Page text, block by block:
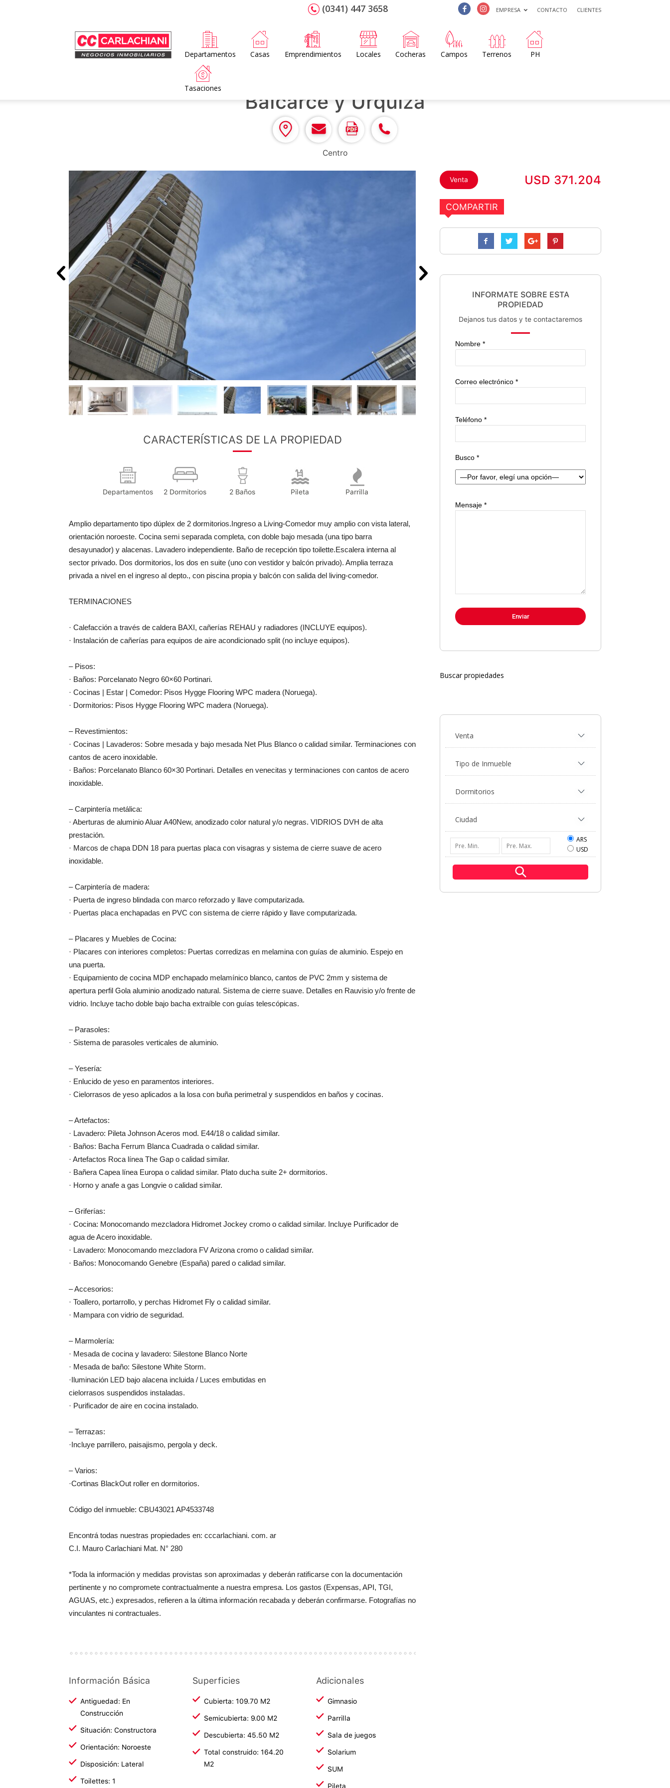
(0341) 447 3658 EMPRESA CONTACTO CLIENTES
Home
Departamentos Casas Emprendimientos Locales Cocheras Campos Terrenos PH
Tasaciones
Balcarce y Urquiza
Centro
CARACTERÍSTICAS DE LA PROPIEDAD
Departamentos 2 Dormitorios 2 Baños Pileta Parrilla
Amplio departamento tipo dúplex de 2 dormitorios.Ingreso a Living-Comedor muy amplio con vista lateral,
orientación noroeste. Cocina semi separada completa, con doble bajo mesada (una tipo barra
desayunador) y alacenas. Lavadero independiente. Baño de recepción tipo toilette.Escalera interna al
sector privado. Dos dormitorios, los dos en suite (uno con vestidor y balcón privado). Amplia terraza
privada a nivel en el ingreso al depto., con piscina propia y balcón con salida del living-comedor.
TERMINACIONES
· Calefacción a través de caldera BAXI, cañerías REHAU y radiadores (INCLUYE equipos).
· Instalación de cañerías para equipos de aire acondicionado split (no incluye equipos).
– Pisos:
· Baños: Porcelanato Negro 60×60 Portinari.
· Cocinas | Estar | Comedor: Pisos Hygge Flooring WPC madera (Noruega).
· Dormitorios: Pisos Hygge Flooring WPC madera (Noruega).
– Revestimientos:
· Cocinas | Lavaderos: Sobre mesada y bajo mesada Net Plus Blanco o calidad similar. Terminaciones con
cantos de acero inoxidable.
· Baños: Porcelanato Blanco 60×30 Portinari. Detalles en venecitas y terminaciones con cantos de acero
inoxidable.
– Carpintería metálica:
· Aberturas de aluminio Aluar A40New, anodizado color natural y/o negras. VIDRIOS DVH de alta
prestación.
· Marcos de chapa DDN 18 para puertas placa con visagras y sistema de cierre suave de acero
inoxidable.
– Carpintería de madera:
· Puerta de ingreso blindada con marco reforzado y llave computarizada.
· Puertas placa enchapadas en PVC con sistema de cierre rápido y llave computarizada.
– Placares y Muebles de Cocina:
· Placares con interiores completos: Puertas corredizas en melamina con guías de aluminio. Espejo en
una puerta.
· Equipamiento de cocina MDP enchapado melamínico blanco, cantos de PVC 2mm y sistema de
apertura perfil Gola aluminio anodizado natural. Sistema de cierre suave. Detalles en Rauvisio y/o frente de
vidrio. Incluye tacho doble bajo bacha extraíble con guías telescópicas.
– Parasoles:
· Sistema de parasoles verticales de aluminio.
– Yesería:
· Enlucido de yeso en paramentos interiores.
· Cielorrasos de yeso aplicados a la losa con buña perimetral y suspendidos en baños y cocinas.
– Artefactos:
· Lavadero: Pileta Johnson Aceros mod. E44/18 o calidad similar.
· Baños: Bacha Ferrum Blanca Cuadrada o calidad similar.
· Artefactos Roca línea The Gap o calidad similar.
· Bañera Capea línea Europa o calidad similar. Plato ducha suite 2+ dormitorios.
· Horno y anafe a gas Longvie o calidad similar.
– Griferías:
· Cocina: Monocomando mezcladora Hidromet Jockey cromo o calidad similar. Incluye Purificador de
agua de Acero inoxidable.
· Lavadero: Monocomando mezcladora FV Arizona cromo o calidad similar.
· Baños: Monocomando Genebre (España) pared o calidad similar.
– Accesorios:
· Toallero, portarrollo, y perchas Hidromet Fly o calidad similar.
· Mampara con vidrio de seguridad.
– Marmolería:
· Mesada de cocina y lavadero: Silestone Blanco Norte
· Mesada de baño: Silestone White Storm.
·Iluminación LED bajo alacena incluida / Luces embutidas en
cielorrasos suspendidos instaladas.
· Purificador de aire en cocina instalado.
– Terrazas:
·Incluye parrillero, paisajismo, pergola y deck.
– Varios:
·Cortinas BlackOut roller en dormitorios.
Código del inmueble: CBU43021 AP4533748
Encontrá todas nuestras propiedades en: cccarlachiani. com. ar
C.I. Mauro Carlachiani Mat. N° 280
*Toda la información y medidas provistas son aproximadas y deberán ratificarse con la documentación
pertinente y no compromete contractualmente a nuestra empresa. Los gastos (Expensas, API, TGI,
AGUAS, etc.) expresados, refieren a la última información recabada y deberán confirmarse. Fotografías no
vinculantes ni contractuales.
Información Básica
Antiguedad: En
Construcción
Situación: Constructora
Orientación: Noroeste
Disposición: Lateral
Toilettes: 1
Superficies
Cubierta: 109.70 M2
Semicubierta: 9.00 M2
Descubierta: 45.50 M2
Total construido: 164.20
M2
Adicionales
Gimnasio
Parrilla
Sala de juegos
Solarium
SUM
Pileta
Venta USD 371.204
COMPARTIR
INFORMATE SOBRE ESTA
PROPIEDAD
Dejanos tus datos y te contactaremos
Nombre *
Correo electrónico *
Teléfono *
Busco *
Mensaje *
Buscar propiedades
ARS
USD